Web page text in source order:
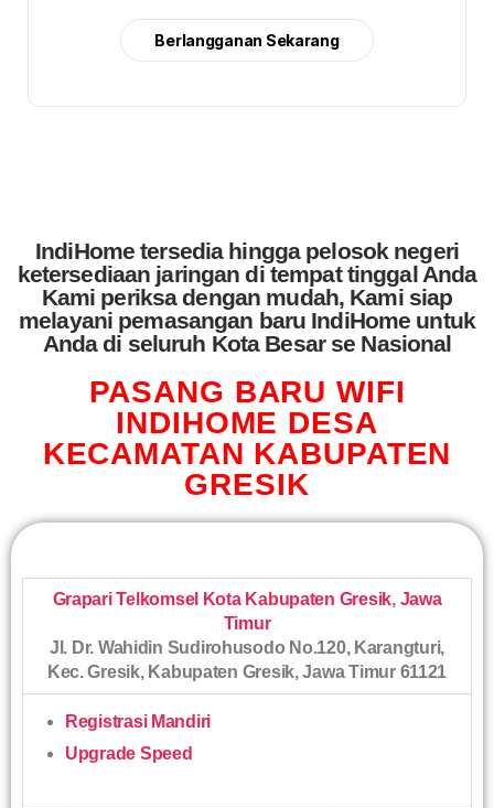
Berlangganan Sekarang
IndiHome tersedia hingga pelosok negeri
ketersediaan jaringan di tempat tinggal Anda
Kami periksa dengan mudah, Kami siap
melayani pemasangan baru IndiHome untuk
Anda di seluruh Kota Besar se Nasional
PASANG BARU WIFI
INDIHOME DESA
KECAMATAN KABUPATEN
GRESIK
Grapari Telkomsel Kota Kabupaten Gresik, Jawa
Timur
Jl. Dr. Wahidin Sudirohusodo No.120, Karangturi,
Kec. Gresik, Kabupaten Gresik, Jawa Timur 61121
Registrasi Mandiri
Upgrade Speed